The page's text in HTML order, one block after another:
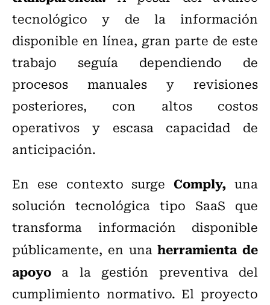
tecnológico y de la información
disponible en línea, gran parte de este
trabajo seguía dependiendo de
procesos manuales y revisiones
posteriores, con altos costos
operativos y escasa capacidad de
anticipación.
En ese contexto surgeComply, una
solución tecnológica tipo SaaS que
transforma información disponible
públicamente, en unaherramienta de
apoyo a la gestión preventiva del
cumplimiento normativo. El proyecto